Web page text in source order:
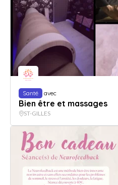
Santé avec
Bien être et massages
ST-GILLES